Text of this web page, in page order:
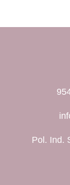
Pol. Ind.